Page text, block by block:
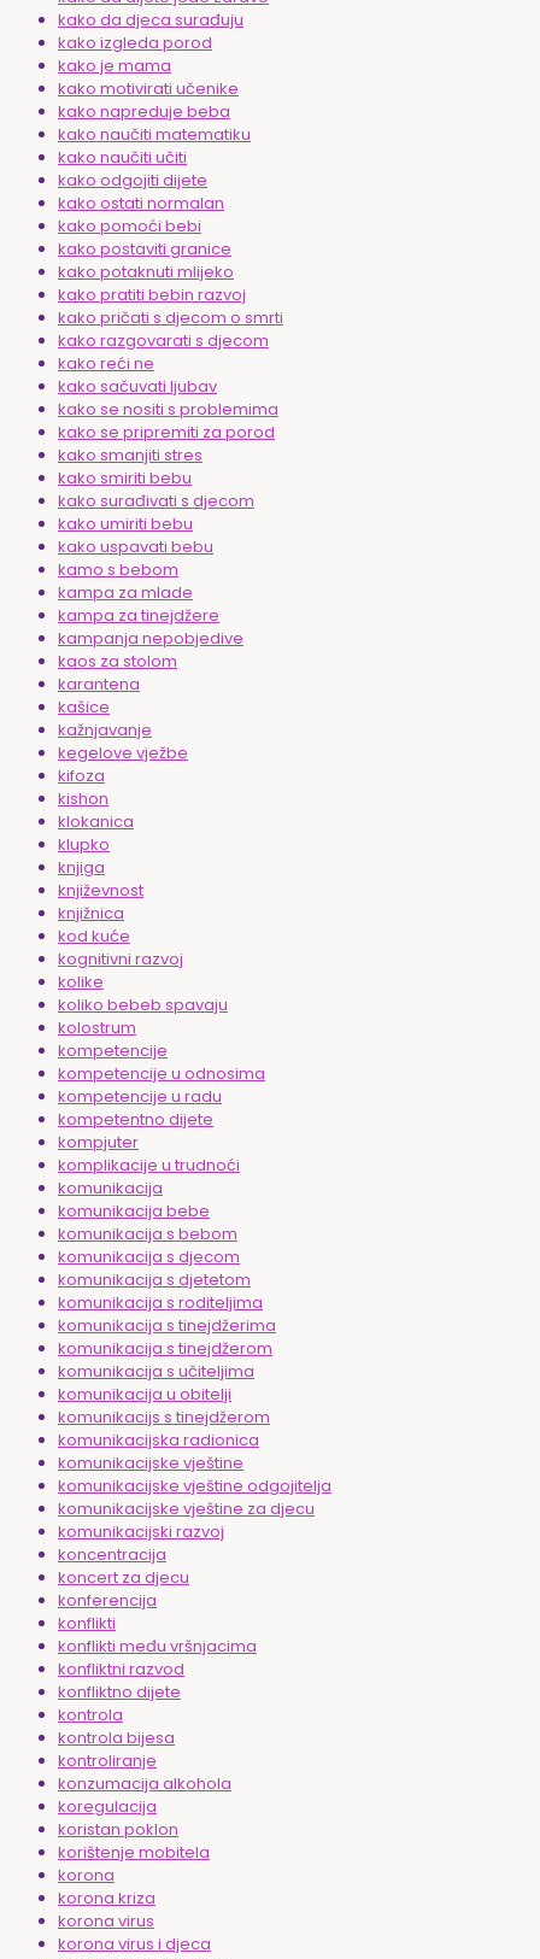
kako da djeca surađuju
kako izgleda porod
kako je mama
kako motivirati učenike
kako napreduje beba
kako naučiti matematiku
kako naučiti učiti
kako odgojiti dijete
kako ostati normalan
kako pomoći bebi
kako postaviti granice
kako potaknuti mlijeko
kako pratiti bebin razvoj
kako pričati s djecom o smrti
kako razgovarati s djecom
kako reći ne
kako sačuvati ljubav
kako se nositi s problemima
kako se pripremiti za porod
kako smanjiti stres
kako smiriti bebu
kako surađivati s djecom
kako umiriti bebu
kako uspavati bebu
kamo s bebom
kampa za mlade
kampa za tinejdžere
kampanja nepobjedive
kaos za stolom
karantena
kašice
kažnjavanje
kegelove vježbe
kifoza
kishon
klokanica
klupko
knjiga
književnost
knjižnica
kod kuće
kognitivni razvoj
kolike
koliko bebeb spavaju
kolostrum
kompetencije
kompetencije u odnosima
kompetencije u radu
kompetentno dijete
kompjuter
komplikacije u trudnoći
komunikacija
komunikacija bebe
komunikacija s bebom
komunikacija s djecom
komunikacija s djetetom
komunikacija s roditeljima
komunikacija s tinejdžerima
komunikacija s tinejdžerom
komunikacija s učiteljima
komunikacija u obitelji
komunikacijs s tinejdžerom
komunikacijska radionica
komunikacijske vještine
komunikacijske vještine odgojitelja
komunikacijske vještine za djecu
komunikacijski razvoj
koncentracija
koncert za djecu
konferencija
konflikti
konflikti među vršnjacima
konfliktni razvod
konfliktno dijete
kontrola
kontrola bijesa
kontroliranje
konzumacija alkohola
koregulacija
koristan poklon
korištenje mobitela
korona
korona kriza
korona virus
korona virus i djeca